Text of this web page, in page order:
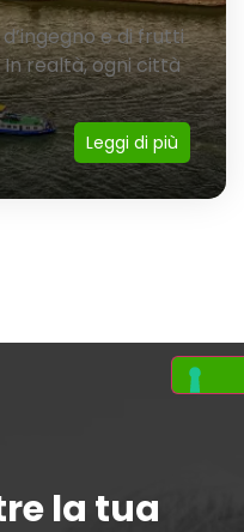
e di frutti
realtà, ogni città
Leggi di più
la tua